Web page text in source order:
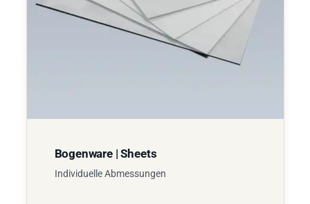
Bogenware | Sheets
Individuelle Abmessungen